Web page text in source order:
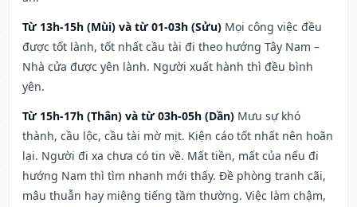
Từ 13h-15h (Mùi) và từ 01-03h (Sửu) Mọi công việc đều
được tốt lành, tốt nhất cầu tài đi theo hướng Tây Nam –
Nhà cửa được yên lành. Người xuất hành thì đều bình
yên.
Từ 15h-17h (Thân) và từ 03h-05h (Dần) Mưu sự khó
thành, cầu lộc, cầu tài mờ mịt. Kiện cáo tốt nhất nên hoãn
lại. Người đi xa chưa có tin về. Mất tiền, mất của nếu đi
hướng Nam thì tìm nhanh mới thấy. Đề phòng tranh cãi,
mâu thuẫn hay miệng tiếng tầm thường. Việc làm chậm,